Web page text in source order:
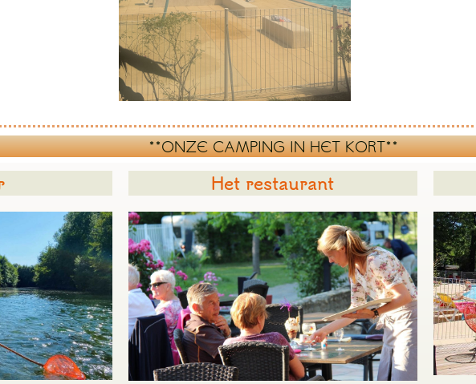
**ONZE CAMPING IN HET KORT**
Het restaurant